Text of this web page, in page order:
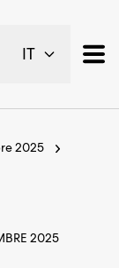
IT
2025
2025